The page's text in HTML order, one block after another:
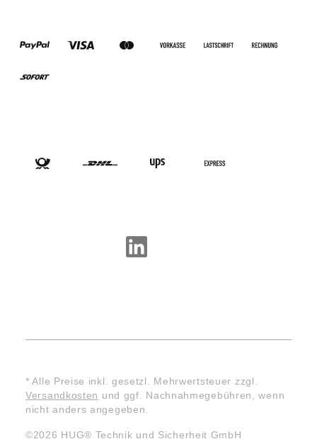
* Alle Preise inkl. gesetzl. Mehrwertsteuer zzgl.
Versandkosten und ggf. Nachnahmegebühren, wenn
nicht anders angegeben.
©2026 HUG® Technik und Sicherheit GmbH